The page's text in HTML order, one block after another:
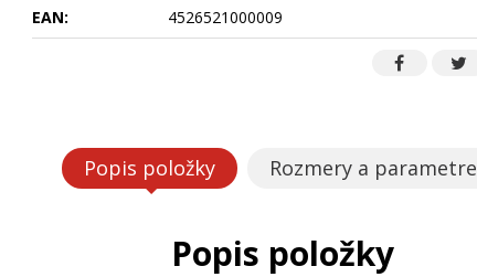
EAN:
4526521000009
Popis položky Rozmery a parametre
Popis položky